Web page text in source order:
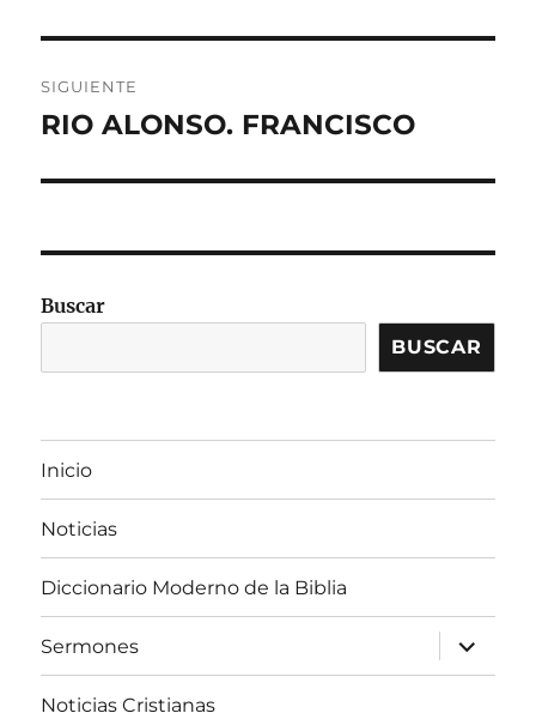
SIGUIENTE
Entrada
RIO ALONSO. FRANCISCO
Buscar
BUSCAR
Inicio
Noticias
Diccionario Moderno de la Biblia
Sermones
expandir
el
menú
Noticias Cristianas